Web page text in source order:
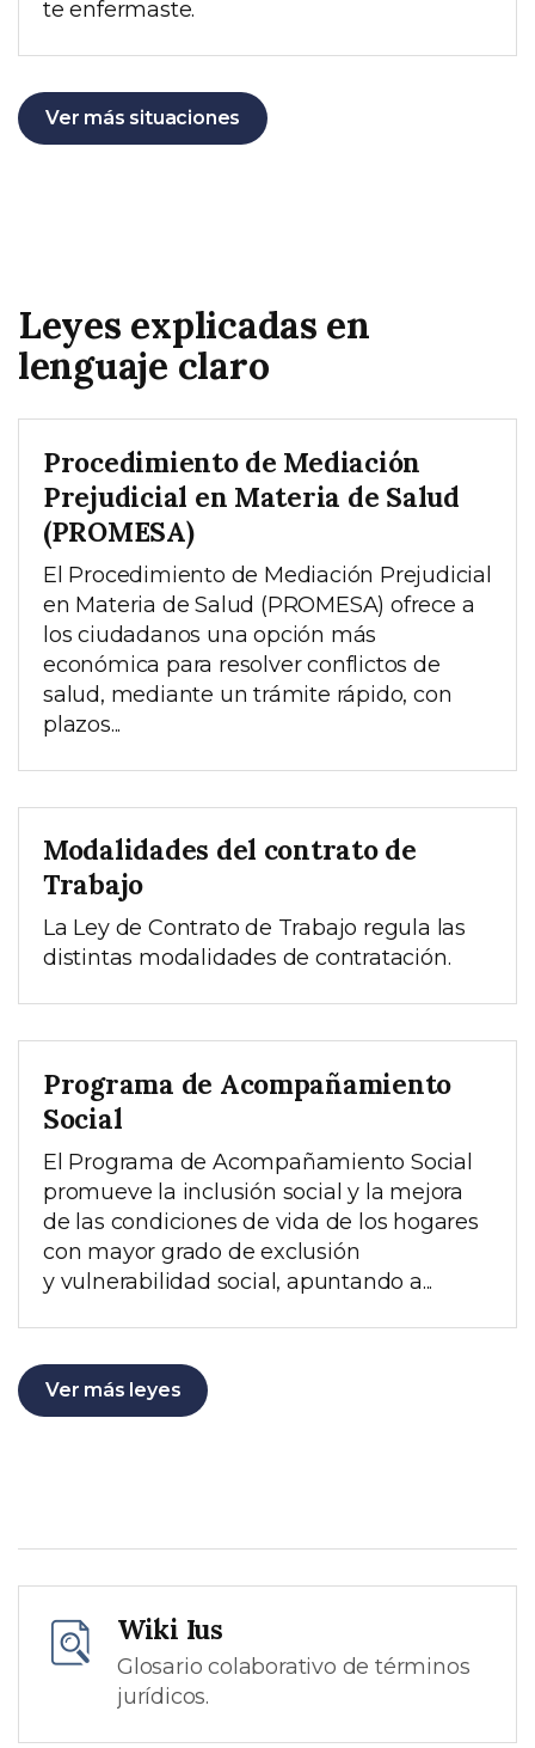
te enfermaste.
Ver más situaciones
Leyes explicadas en
lenguaje claro
Procedimiento de Mediación
Prejudicial en Materia de Salud
(PROMESA)
El Procedimiento de Mediación Prejudicial
en Materia de Salud (PROMESA) ofrece a
los ciudadanos una opción más
económica para resolver conflictos de
salud, mediante un trámite rápido, con
plazos...
Modalidades del contrato de
Trabajo
La Ley de Contrato de Trabajo regula las
distintas modalidades de contratación.
Programa de Acompañamiento
Social
El Programa de Acompañamiento Social
promueve la inclusión social y la mejora
de las condiciones de vida de los hogares
con mayor grado de exclusión
y vulnerabilidad social, apuntando a...
Ver más leyes
Wiki Ius
Glosario colaborativo de términos
jurídicos.